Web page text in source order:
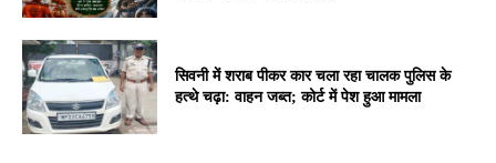
सिवनी में शराब पीकर कार चला रहा चालक पुलिस के
हत्थे चढ़ा: वाहन जब्त; कोर्ट में पेश हुआ मामला